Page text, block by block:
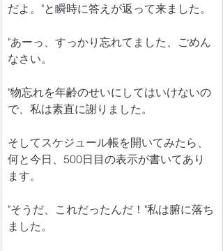
だよ。"と瞬時に答えが返って来ました。
"あーっ、すっかり忘れてました、ごめん
なさい。
"物忘れを年齢のせいにしてはいけないの
で、私は素直に謝りました。
そしてスケジュール帳を開いてみたら、
何と今日、500日目の表示が書いてあり
ます。
"そうだ、これだったんだ！"私は腑に落ち
ました。